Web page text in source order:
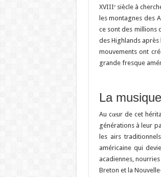
XVIIIᵉ siècle à
les montagnes des
ce sont des millions
des Highlands après
mouvements ont
grande fresque
La
Au cœur de cet
générations à leur
les airs
américaine qui
acadiennes,
Breton et la